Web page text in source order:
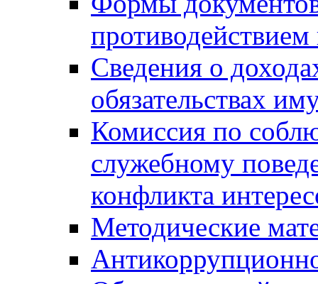
Сведения о
обязательствах
Комиссия по
служебному
конфликта
Методические